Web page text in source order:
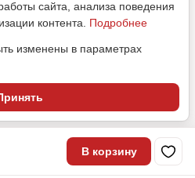
В корзину
персональных данных
сайта, анализа поведения
контента. Подробнее
изменены в параметрах